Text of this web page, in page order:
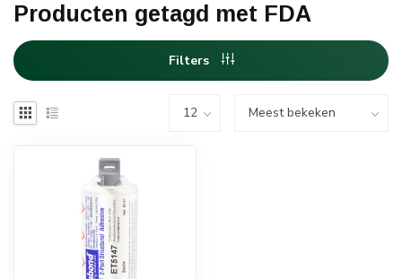
Producten getagd met FDA
Filters